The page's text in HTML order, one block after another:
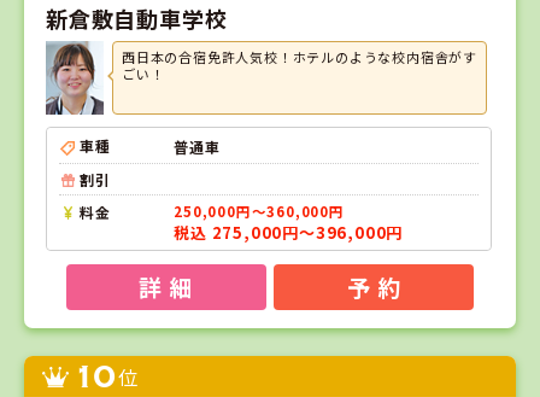
新倉敷自動車学校
西日本の合宿免許人気校！ホテルのような校内宿舎がす
ごい！
車種
普通車
割引
料金
250,000円～360,000円
税込 275,000円～396,000円
詳 細 予 約
10位